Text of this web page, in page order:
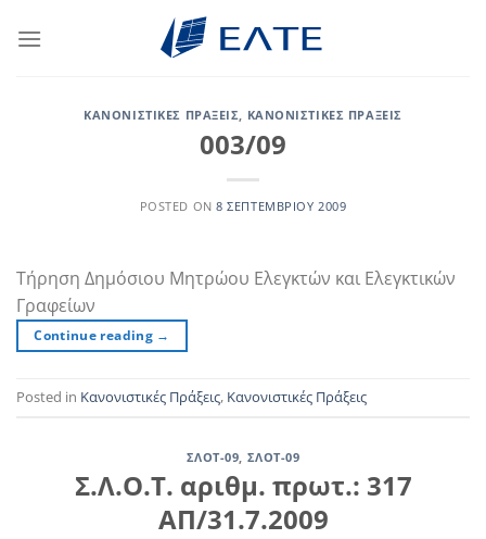
στο
ΚΑΝΟΝΙΣΤΙΚΈΣ ΠΡΆΞΕΙΣ, ΚΑΝΟΝΙΣΤΙΚΈΣ ΠΡΆΞΕΙΣ
003/09
POSTED ON8 ΣΕΠΤΕΜΒΡΊΟΥ 2009
Τήρηση Δημόσιου Μητρώου Ελεγκτών και Ελεγκτικών
Γραφείων
Continue reading →
Posted in Κανονιστικές Πράξεις, Κανονιστικές Πράξεις
ΣΛΟΤ-09 ΣΛΟΤ-09
Σ.Λ.Ο.Τ. αριθμ. πρωτ.: 317
ΑΠ/31.7.2009